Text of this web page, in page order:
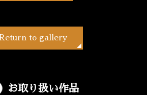
Return to gallery
お取り扱い作品